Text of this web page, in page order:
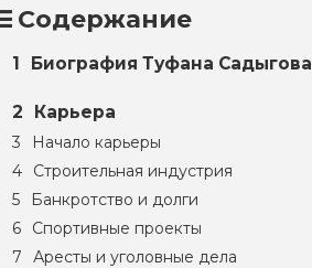
Содержание
Биография Туфана Садыгова
Карьера
Начало карьеры
Строительная индустрия
Банкротство и долги
Спортивные проекты
Аресты и уголовные дела